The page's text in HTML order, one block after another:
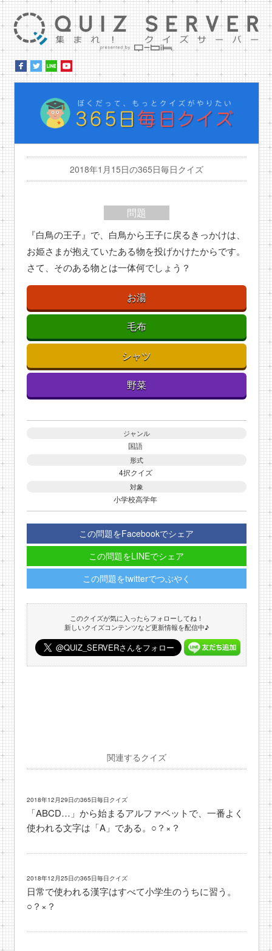
2018年1月15日の365日毎日クイズ
問題
『白鳥の王子』で、白鳥から王子に戻るきっかけは、
お姫さまが抱えていたある物を投げかけたからです。
さて、そのある物とは一体何でしょう？
お湯
毛布
シャツ
野菜
ジャンル
国語
形式
4択クイズ
対象
小学校高学年
この問題をFacebookでシェア
この問題をLINEでシェア
この問題をtwitterでつぶやく
このクイズが気に入ったらフォローしてね！
新しいクイズコンテンツなど更新情報を配信中♪
関連するクイズ
2018年12月29日の365日毎日クイズ
「ABCD…」から始まるアルファベットで、一番よく
使われる文字は「A」である。○？×？
2018年12月25日の365日毎日クイズ
日常で使われる漢字はすべて小学生のうちに習う。
○？×？